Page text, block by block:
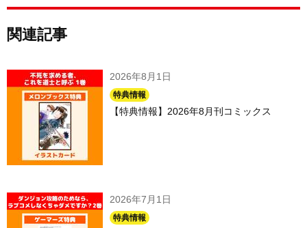
関連記事
2026年8月1日
特典情報
【特典情報】2026年8月刊コミックス
2026年7月1日
特典情報